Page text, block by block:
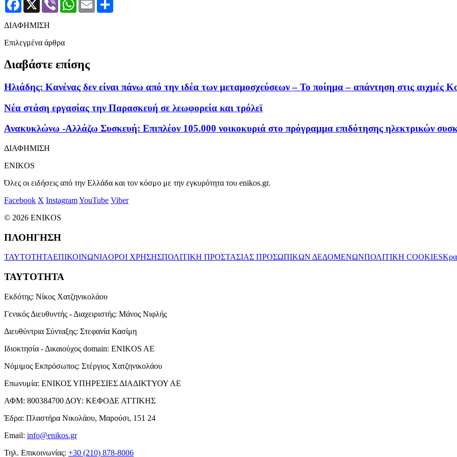
ΔΙΑΦΗΜΙΣΗ
Επιλεγμένα άρθρα
Διαβάστε επίσης
Ηλιάδης: Κανένας δεν είναι πάνω από την ιδέα των μεταμοσχεύσεων – Το ποίημα – απάντηση στις αιχμές
Νέα στάση εργασίας την Παρασκευή σε λεωφορεία και τρόλεϊ
Ανακυκλώνω -Αλλάζω Συσκευή: Επιπλέον 105.000 νοικοκυριά στο πρόγραμμα επιδότησης ηλεκτρικών
ΔΙΑΦΗΜΙΣΗ
ENIKOS
Όλες οι ειδήσεις από την Ελλάδα και τον κόσμο με την εγκυρότητα του enikos.gr.
Facebook X InstagramYouTube Viber
© 2026 ENIKOS
ΠΛΟΗΓΗΣΗ
ΤΑΥΤΟΤΗΤΑΕΠΙΚΟΙΝΩΝΙΑΟΡΟΙ ΧΡΗΣΗΣΠΟΛΙΤΙΚΗ ΠΡΟΣΤΑΣΙΑΣ ΠΡΟΣΩΠΙΚΩΝ ΔΕΔΟΜΕΝΩΝΠΟΛΙΤΙΚΗ COOKIES
ΤΑΥΤΟΤΗΤΑ
Εκδότης: Νίκος Χατζηνικολάου
Γενικός Διευθυντής - Διαχειριστής: Μάνος Νιφλής
Διευθύντρια Σύνταξης: Στεφανία Κασίμη
Ιδιοκτησία - Δικαιούχος domain: ENIKOS AE
Νόμιμος Εκπρόσωπος: Στέργιος Χατζηνικολάου
Επωνυμία: ΕΝΙΚΟΣ ΥΠΗΡΕΣΙΕΣ ΔΙΑΔΙΚΤΥΟΥ ΑΕ
ΑΦΜ: 800384700 ΔΟΥ: ΚΕΦΟΔΕ ΑΤΤΙΚΗΣ
Έδρα: Πλαστήρα Νικολάου, Μαρούσι, 151 24
Email: info@enikos.gr
Τηλ. Επικοινωνίας: +30 (210) 878-8006